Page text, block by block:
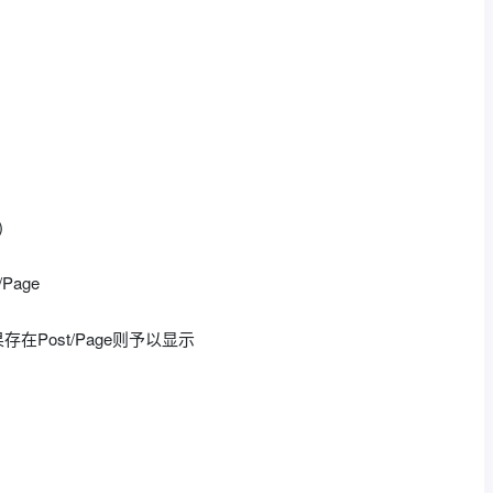
在Post/Page则予以显示